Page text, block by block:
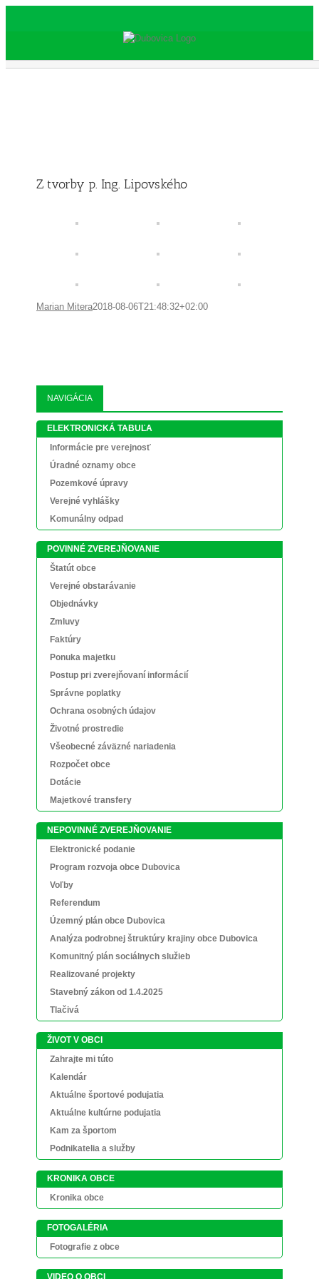
Z tvorby p. Ing. Lipovského
Marian Mitera2018-08-06T21:48:32+02:00
NAVIGÁCIA
ELEKTRONICKÁ TABUĽA
Informácie pre verejnosť
Úradné oznamy obce
Pozemkové úpravy
Verejné vyhlášky
Komunálny odpad
POVINNÉ ZVEREJŇOVANIE
Štatút obce
Verejné obstarávanie
Objednávky
Zmluvy
Faktúry
Ponuka majetku
Postup pri zverejňovaní informácií
Správne poplatky
Ochrana osobných údajov
Životné prostredie
Všeobecné záväzné nariadenia
Rozpočet obce
Dotácie
Majetkové transfery
NEPOVINNÉ ZVEREJŇOVANIE
Elektronické podanie
Program rozvoja obce Dubovica
Voľby
Referendum
Územný plán obce Dubovica
Analýza podrobnej štruktúry krajiny obce Dubovica
Komunitný plán sociálnych služieb
Realizované projekty
Stavebný zákon od 1.4.2025
Tlačivá
ŽIVOT V OBCI
Zahrajte mi túto
Kalendár
Aktuálne športové podujatia
Aktuálne kultúrne podujatia
Kam za športom
Podnikatelia a služby
KRONIKA OBCE
Kronika obce
FOTOGALÉRIA
Fotografie z obce